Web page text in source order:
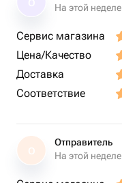
На этой неделе
Сервис магазина
Цена/Качество
Доставка
Соответствие
О
Отправитель
На этой неделе